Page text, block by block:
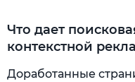
Что дает
контекстной
Доработанные